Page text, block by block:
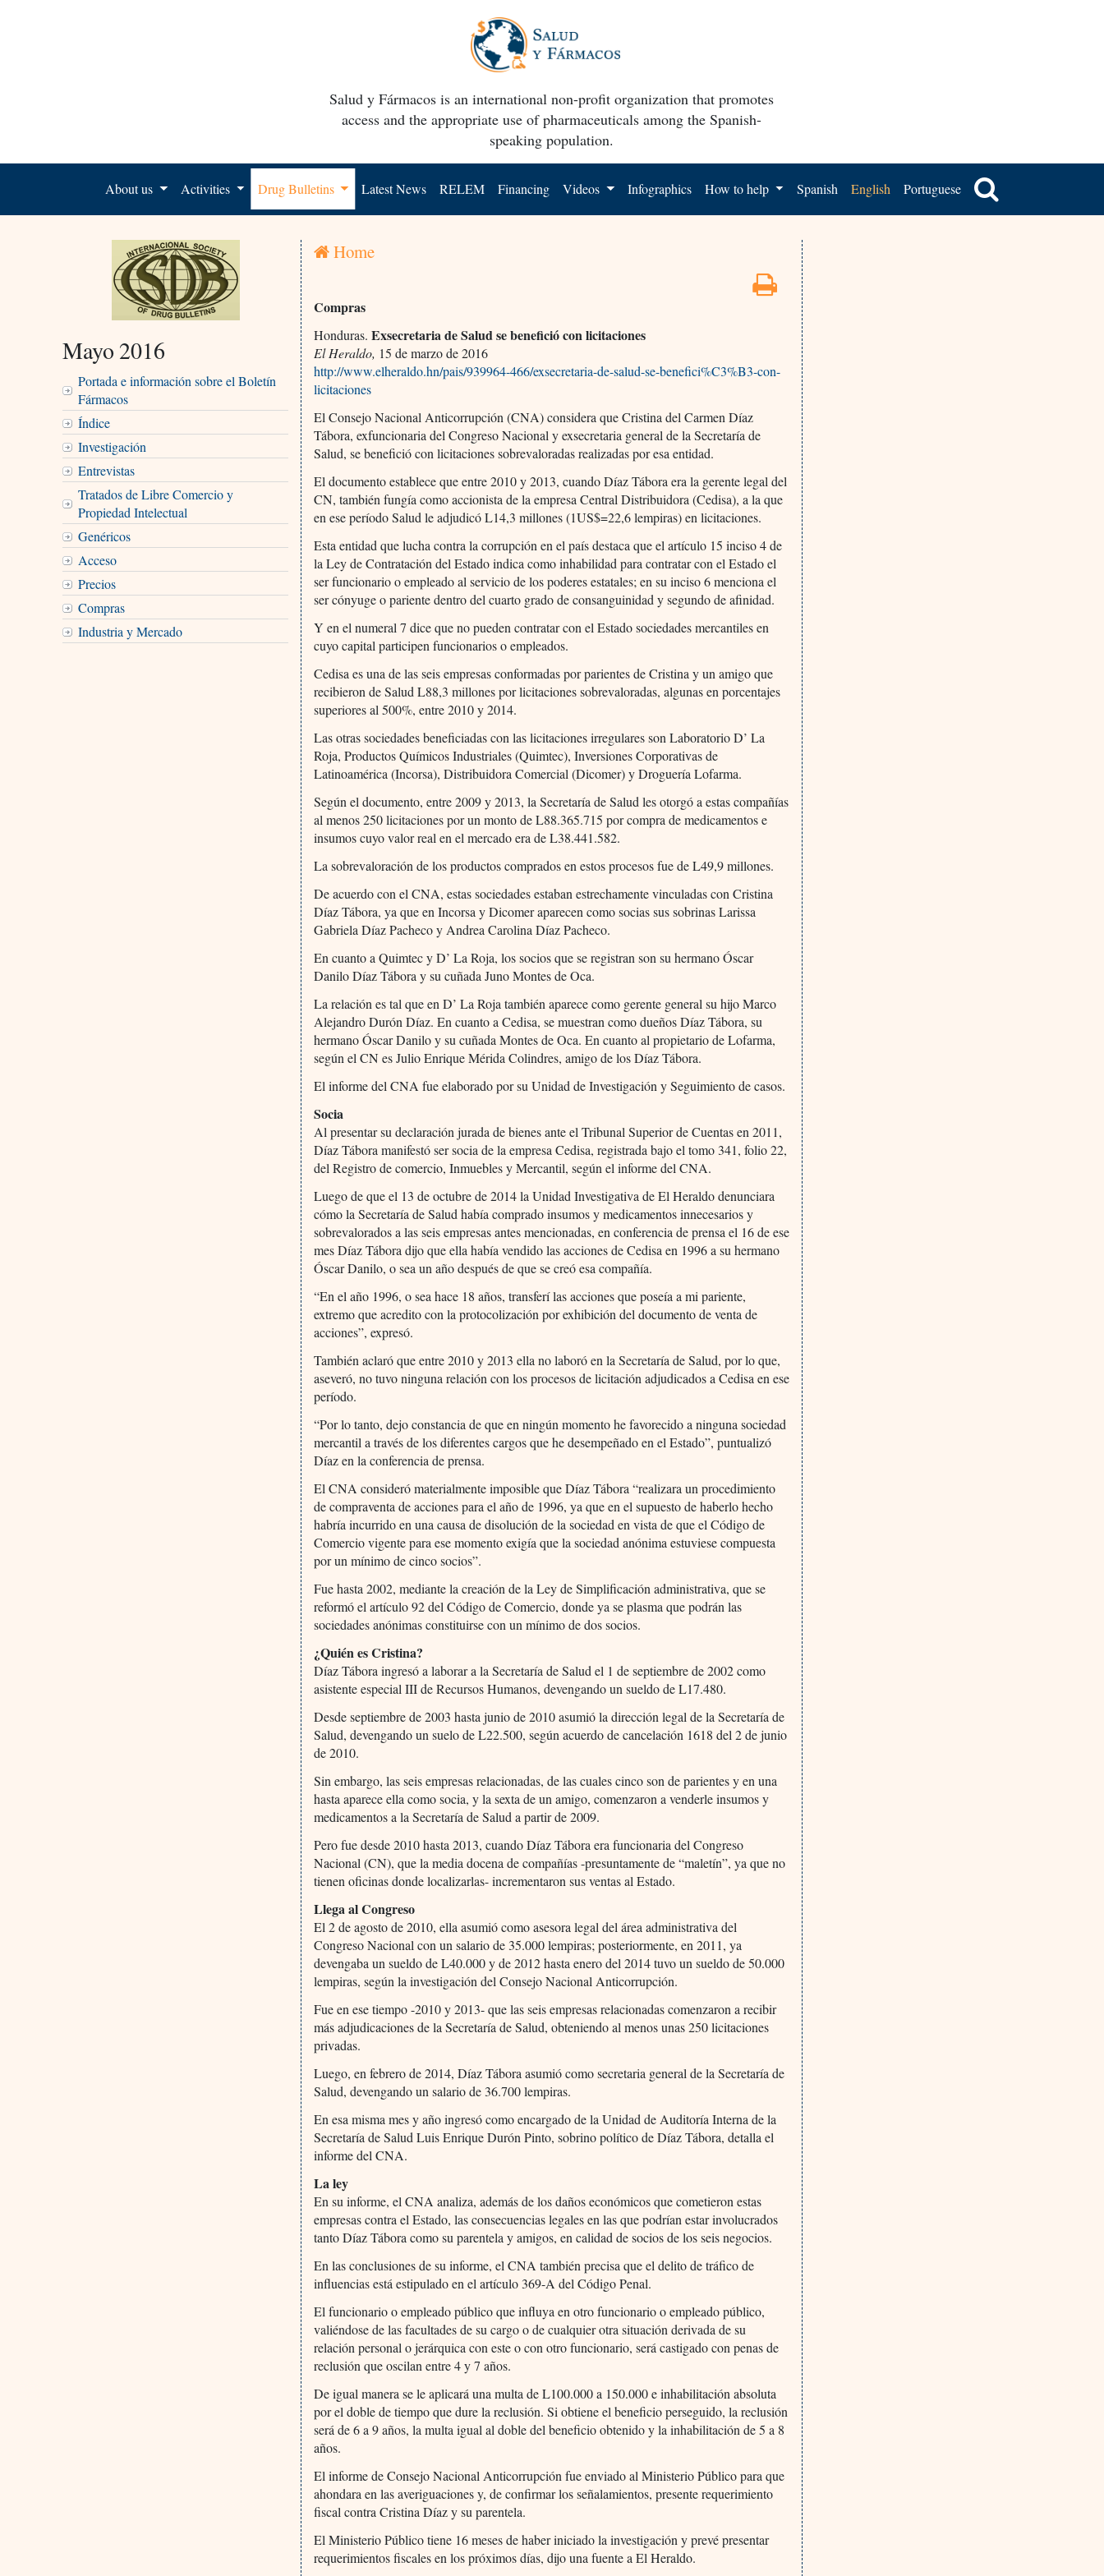
Salud y Fármacos is an international non-profit organization that promotes
access and the appropriate use of pharmaceuticals among the Spanish-
speaking population.
About us Activities Drug Bulletins Latest News RELEM Financing Videos Infographics How to help Spanish English Portuguese
Mayo 2016
Portada e información sobre el Boletín
Fármacos
Índice
Investigación
Entrevistas
Tratados de Libre Comercio y
Propiedad Intelectual
Genéricos
Acceso
Precios
Compras
Industria y Mercado
Home
Compras
Honduras.Exsecretaria de Salud se benefició con licitaciones
El Heraldo, 15 de marzo de 2016
http://www.elheraldo.hn/pais/939964-466/exsecretaria-de-salud-se-benefici%C3%B3-con-
licitaciones
El Consejo Nacional Anticorrupción (CNA) considera que Cristina del Carmen Díaz
Tábora, exfuncionaria del Congreso Nacional y exsecretaria general de la Secretaría de
Salud, se benefició con licitaciones sobrevaloradas realizadas por esa entidad.
El documento establece que entre 2010 y 2013, cuando Díaz Tábora era la gerente legal del
CN, también fungía como accionista de la empresa Central Distribuidora (Cedisa), a la que
en ese período Salud le adjudicó L14,3 millones (1US$=22,6 lempiras) en licitaciones.
Esta entidad que lucha contra la corrupción en el país destaca que el artículo 15 inciso 4 de
la Ley de Contratación del Estado indica como inhabilidad para contratar con el Estado el
ser funcionario o empleado al servicio de los poderes estatales; en su inciso 6 menciona el
ser cónyuge o pariente dentro del cuarto grado de consanguinidad y segundo de afinidad.
Y en el numeral 7 dice que no pueden contratar con el Estado sociedades mercantiles en
cuyo capital participen funcionarios o empleados.
Cedisa es una de las seis empresas conformadas por parientes de Cristina y un amigo que
recibieron de Salud L88,3 millones por licitaciones sobrevaloradas, algunas en porcentajes
superiores al 500%, entre 2010 y 2014.
Las otras sociedades beneficiadas con las licitaciones irregulares son Laboratorio D’ La
Roja, Productos Químicos Industriales (Quimtec), Inversiones Corporativas de
Latinoamérica (Incorsa), Distribuidora Comercial (Dicomer) y Droguería Lofarma.
Según el documento, entre 2009 y 2013, la Secretaría de Salud les otorgó a estas compañías
al menos 250 licitaciones por un monto de L88.365.715 por compra de medicamentos e
insumos cuyo valor real en el mercado era de L38.441.582.
La sobrevaloración de los productos comprados en estos procesos fue de L49,9 millones.
De acuerdo con el CNA, estas sociedades estaban estrechamente vinculadas con Cristina
Díaz Tábora, ya que en Incorsa y Dicomer aparecen como socias sus sobrinas Larissa
Gabriela Díaz Pacheco y Andrea Carolina Díaz Pacheco.
En cuanto a Quimtec y D’ La Roja, los socios que se registran son su hermano Óscar
Danilo Díaz Tábora y su cuñada Juno Montes de Oca.
La relación es tal que en D’ La Roja también aparece como gerente general su hijo Marco
Alejandro Durón Díaz. En cuanto a Cedisa, se muestran como dueños Díaz Tábora, su
hermano Óscar Danilo y su cuñada Montes de Oca. En cuanto al propietario de Lofarma,
según el CN es Julio Enrique Mérida Colindres, amigo de los Díaz Tábora.
El informe del CNA fue elaborado por su Unidad de Investigación y Seguimiento de casos.
Socia
Al presentar su declaración jurada de bienes ante el Tribunal Superior de Cuentas en 2011,
Díaz Tábora manifestó ser socia de la empresa Cedisa, registrada bajo el tomo 341, folio 22,
del Registro de comercio, Inmuebles y Mercantil, según el informe del CNA.
Luego de que el 13 de octubre de 2014 la Unidad Investigativa de El Heraldo denunciara
cómo la Secretaría de Salud había comprado insumos y medicamentos innecesarios y
sobrevalorados a las seis empresas antes mencionadas, en conferencia de prensa el 16 de ese
mes Díaz Tábora dijo que ella había vendido las acciones de Cedisa en 1996 a su hermano
Óscar Danilo, o sea un año después de que se creó esa compañía.
“En el año 1996, o sea hace 18 años, transferí las acciones que poseía a mi pariente,
extremo que acredito con la protocolización por exhibición del documento de venta de
acciones”, expresó.
También aclaró que entre 2010 y 2013 ella no laboró en la Secretaría de Salud, por lo que,
aseveró, no tuvo ninguna relación con los procesos de licitación adjudicados a Cedisa en ese
período.
“Por lo tanto, dejo constancia de que en ningún momento he favorecido a ninguna sociedad
mercantil a través de los diferentes cargos que he desempeñado en el Estado”, puntualizó
Díaz en la conferencia de prensa.
El CNA consideró materialmente imposible que Díaz Tábora “realizara un procedimiento
de compraventa de acciones para el año de 1996, ya que en el supuesto de haberlo hecho
habría incurrido en una causa de disolución de la sociedad en vista de que el Código de
Comercio vigente para ese momento exigía que la sociedad anónima estuviese compuesta
por un mínimo de cinco socios”.
Fue hasta 2002, mediante la creación de la Ley de Simplificación administrativa, que se
reformó el artículo 92 del Código de Comercio, donde ya se plasma que podrán las
sociedades anónimas constituirse con un mínimo de dos socios.
¿Quién es Cristina?
Díaz Tábora ingresó a laborar a la Secretaría de Salud el 1 de septiembre de 2002 como
asistente especial III de Recursos Humanos, devengando un sueldo de L17.480.
Desde septiembre de 2003 hasta junio de 2010 asumió la dirección legal de la Secretaría de
Salud, devengando un suelo de L22.500, según acuerdo de cancelación 1618 del 2 de junio
de 2010.
Sin embargo, las seis empresas relacionadas, de las cuales cinco son de parientes y en una
hasta aparece ella como socia, y la sexta de un amigo, comenzaron a venderle insumos y
medicamentos a la Secretaría de Salud a partir de 2009.
Pero fue desde 2010 hasta 2013, cuando Díaz Tábora era funcionaria del Congreso
Nacional (CN), que la media docena de compañías -presuntamente de “maletín”, ya que no
tienen oficinas donde localizarlas- incrementaron sus ventas al Estado.
Llega al Congreso
El 2 de agosto de 2010, ella asumió como asesora legal del área administrativa del
Congreso Nacional con un salario de 35.000 lempiras; posteriormente, en 2011, ya
devengaba un sueldo de L40.000 y de 2012 hasta enero del 2014 tuvo un sueldo de 50.000
lempiras, según la investigación del Consejo Nacional Anticorrupción.
Fue en ese tiempo -2010 y 2013- que las seis empresas relacionadas comenzaron a recibir
más adjudicaciones de la Secretaría de Salud, obteniendo al menos unas 250 licitaciones
privadas.
Luego, en febrero de 2014, Díaz Tábora asumió como secretaria general de la Secretaría de
Salud, devengando un salario de 36.700 lempiras.
En esa misma mes y año ingresó como encargado de la Unidad de Auditoría Interna de la
Secretaría de Salud Luis Enrique Durón Pinto, sobrino político de Díaz Tábora, detalla el
informe del CNA.
La ley
En su informe, el CNA analiza, además de los daños económicos que cometieron estas
empresas contra el Estado, las consecuencias legales en las que podrían estar involucrados
tanto Díaz Tábora como su parentela y amigos, en calidad de socios de los seis negocios.
En las conclusiones de su informe, el CNA también precisa que el delito de tráfico de
influencias está estipulado en el artículo 369-A del Código Penal.
El funcionario o empleado público que influya en otro funcionario o empleado público,
valiéndose de las facultades de su cargo o de cualquier otra situación derivada de su
relación personal o jerárquica con este o con otro funcionario, será castigado con penas de
reclusión que oscilan entre 4 y 7 años.
De igual manera se le aplicará una multa de L100.000 a 150.000 e inhabilitación absoluta
por el doble de tiempo que dure la reclusión. Si obtiene el beneficio perseguido, la reclusión
será de 6 a 9 años, la multa igual al doble del beneficio obtenido y la inhabilitación de 5 a 8
años.
El informe de Consejo Nacional Anticorrupción fue enviado al Ministerio Público para que
ahondara en las averiguaciones y, de confirmar los señalamientos, presente requerimiento
fiscal contra Cristina Díaz y su parentela.
El Ministerio Público tiene 16 meses de haber iniciado la investigación y prevé presentar
requerimientos fiscales en los próximos días, dijo una fuente a El Heraldo.